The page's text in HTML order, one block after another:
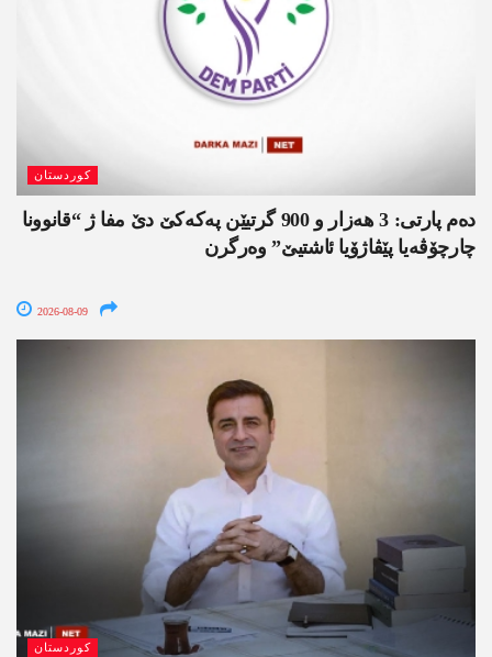
کوردستان
دەم پارتی: 3 ھەزار و 900 گرتیێن پەکەکێ دێ مفا ژ “قانوونا
چارچۆڤەیا پێڤاژۆیا ئاشتیێ” وەرگرن
2026-08-09
کوردستان